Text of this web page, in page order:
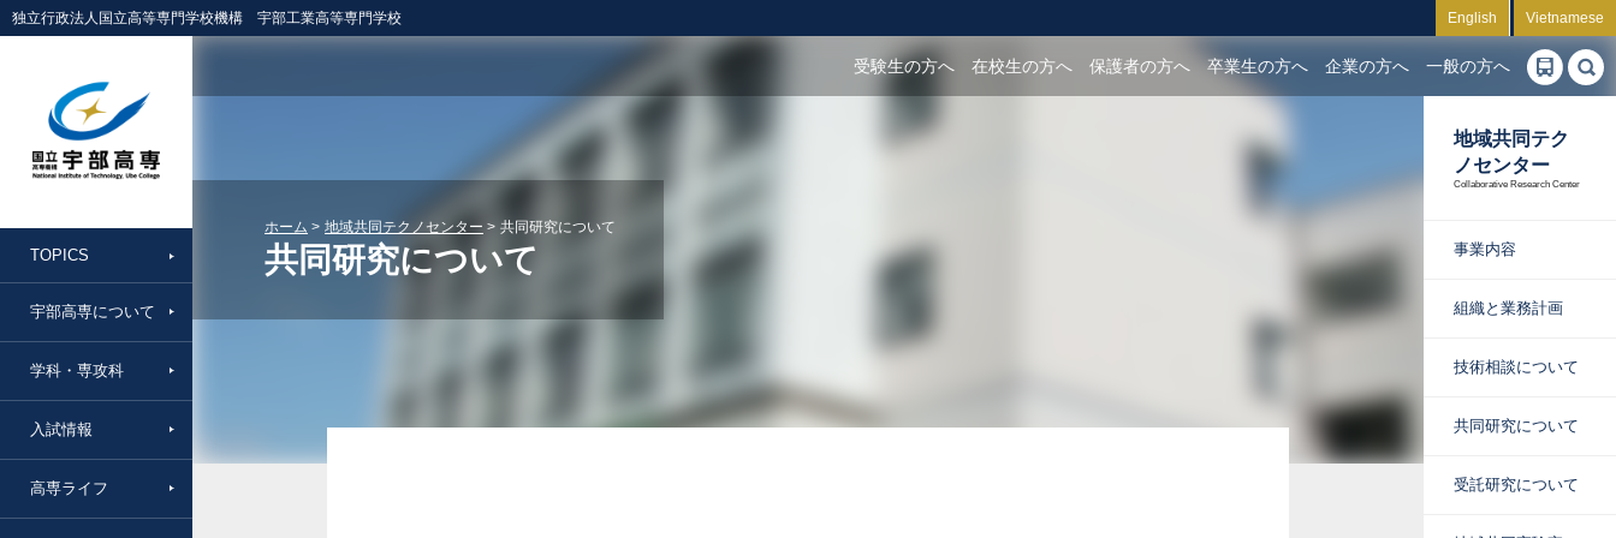
独立行政法人国立高等専門学校機構 宇部工業高等専門学校 English Vietnamese
TOPICS
宇部高専について
学科・専攻科
入試情報
高専ライフ
受験生の方へ 在校生の方へ 保護者の方へ 卒業生の方へ 企業の方へ 一般の方へ
ホーム 地域共同テクノセンター 共同研究について
共同研究について
地域共同テク
ノセンター
Collaborative Research Center
事業内容
組織と業務計画
技術相談について
共同研究について
受託研究について